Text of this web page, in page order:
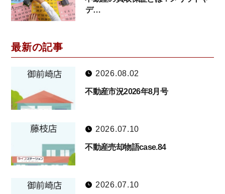
デ…
最新の記事
2026.08.02
不動産市況2026年8月号
2026.07.10
不動産売却物語case.84
2026.07.10